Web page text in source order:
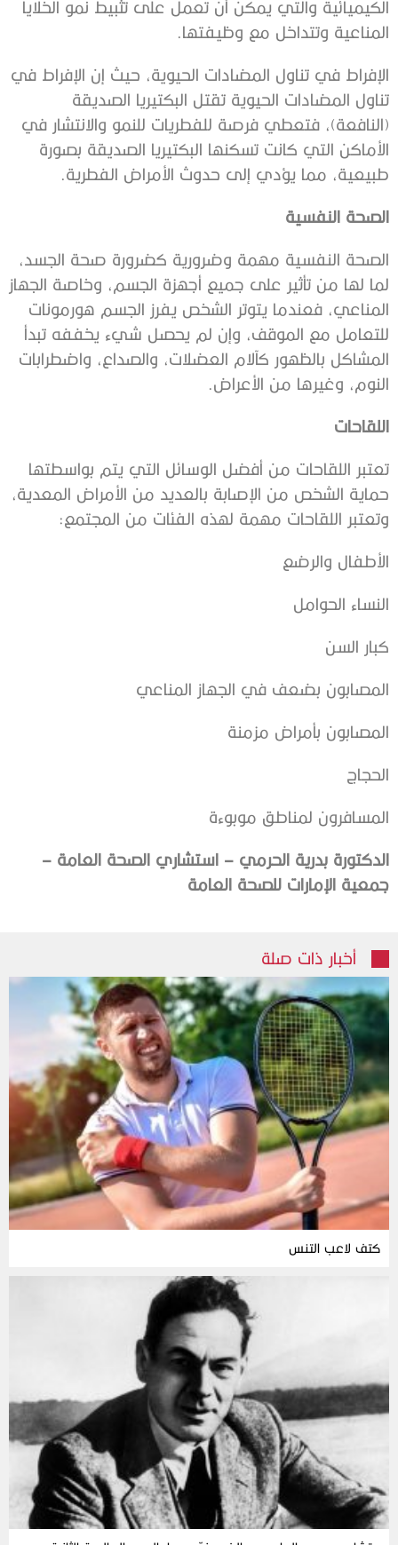
الكيميائية والتي يمكن أن تعمل على تثبيط نمو الخلايا
المناعية وتتداخل مع وظيفتها.
الإفراط في تناول المضادات الحيوية، حيث إن الإفراط في
تناول المضادات الحيوية تقتل البكتيريا الصديقة
(النافعة)، فتعطي فرصة للفطريات للنمو والانتشار في
الأماكن التي كانت تسكنها البكتيريا الصديقة بصورة
طبيعية، مما يؤدي إلى حدوث الأمراض الفطرية.
الصحة النفسية
الصحة النفسية مهمة وضرورية كضرورة صحة الجسد،
لما لها من تأثير على جميع أجهزة الجسم، وخاصة الجهاز
المناعي، فعندما يتوتر الشخص يفرز الجسم هورمونات
للتعامل مع الموقف، وإن لم يحصل شيء يخففه تبدأ
المشاكل بالظهور كآلام العضلات، والصداع، واضطرابات
النوم، وغيرها من الأعراض.
اللقاحات
تعتبر اللقاحات من أفضل الوسائل التي يتم بواسطتها
حماية الشخص من الإصابة بالعديد من الأمراض المعدية،
وتعتبر اللقاحات مهمة لهذه الفئات من المجتمع:
الأطفال والرضع
النساء الحوامل
كبار السن
المصابون بضعف في الجهاز المناعي
المصابون بأمراض مزمنة
الحجاج
المسافرون لمناطق موبوءة
الدكتورة بدرية الحرمي – استشاري الصحة العامة –
جمعية الإمارات للصحة العامة
أخبار ذات صلة
كتف لاعب التنس